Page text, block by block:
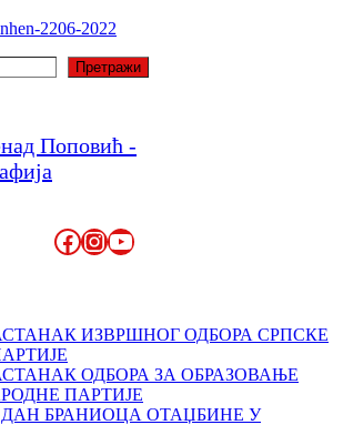
Претражи
Поповић -
Facebook
Instagram
YouTube
ИЗВРШНОГ ОДБОРА СРПСКЕ
ОДБОРА ЗА ОБРАЗОВАЊЕ
ПАРТИЈЕ
БРАНИОЦА ОТАЏБИНЕ У